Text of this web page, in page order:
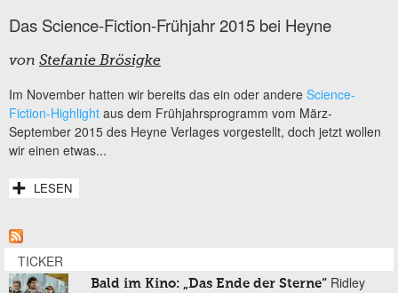
Das Science-Fiction-Frühjahr 2015 bei Heyne
von Stefanie Brösigke
Im November hatten wir bereits das ein oder andere Science-
Fiction-Highlight aus dem Frühjahrsprogramm vom März-
September 2015 des Heyne Verlages vorgestellt, doch jetzt wollen
wir einen etwas...
LESEN
TICKER
Bald im Kino: „Das Ende der Sterne“ Ridley